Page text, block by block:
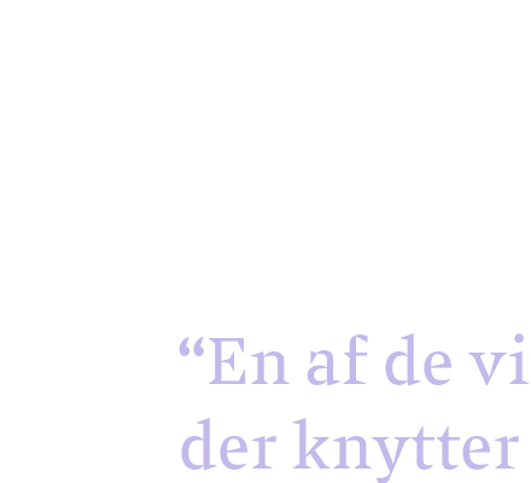
“En af de
der knytter